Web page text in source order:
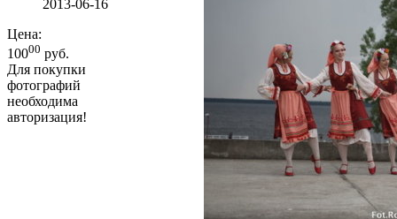
2013-06-16
Цена:
10000 руб.
Для покупки
фотографий
необходима
авторизация!